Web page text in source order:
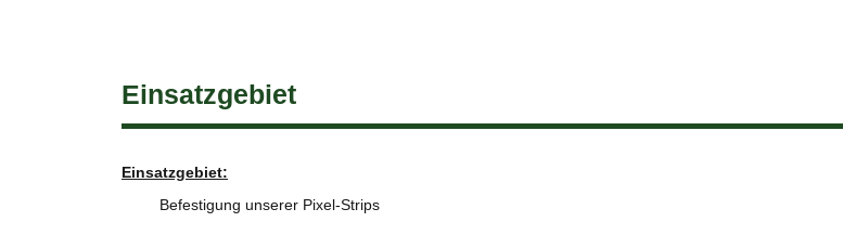
Einsatzgebiet
Einsatzgebiet:
Befestigung unserer Pixel-Strips